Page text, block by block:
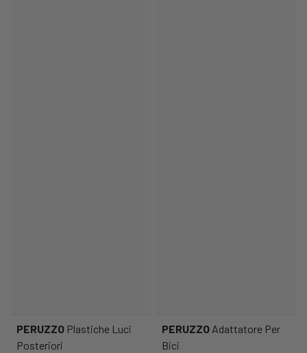
PERUZZO Plastiche Luci
Posteriori
PERUZZO Adattatore Per
Bici